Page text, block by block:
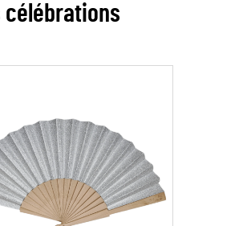
célébrations